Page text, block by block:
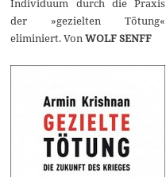
der »gezielten Tötung«
eliminiert. VonWOLF SENFF